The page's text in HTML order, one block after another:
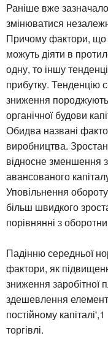
Раніше вже
змінюватися
Причому фактори, що
можуть діяти в
одну, то іншу
прибутку. Тенденцію
зниження породжують
органічної будови
Обидва названі
виробництва.
відносне зменшення
авансованого
Уповільнення
більш швидкого
порівнянні з
Падінню середньої
фактори, як
зниження заробітної
здешевлення
постійному
торгівлі.